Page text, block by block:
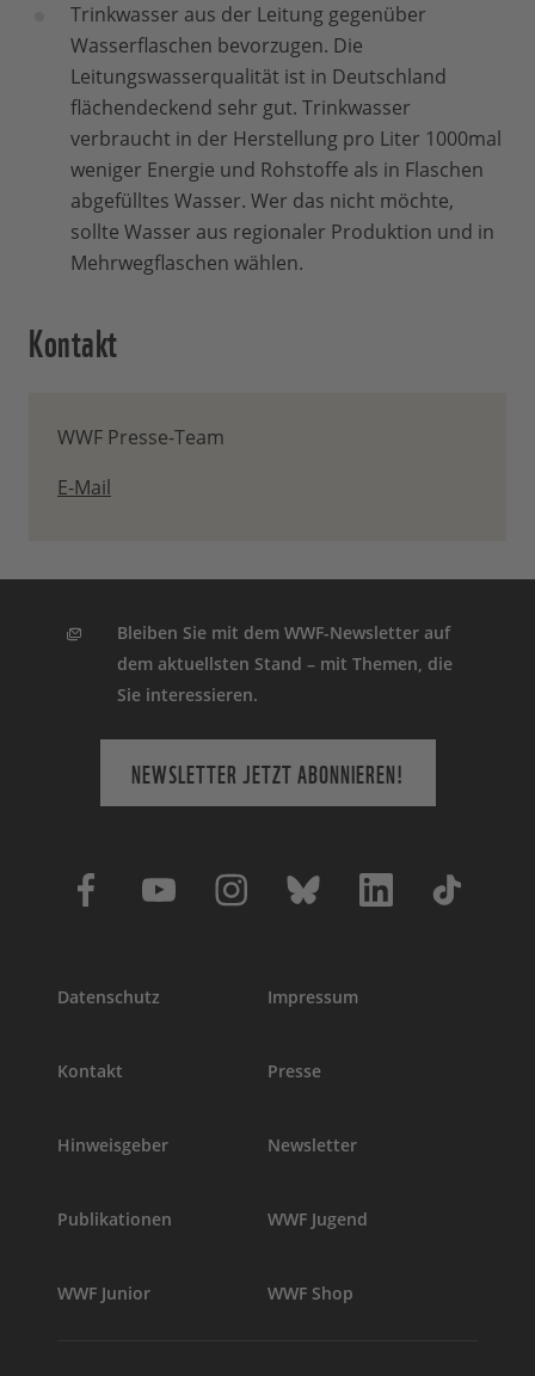
Trinkwasser aus der Leitung gegenüber
Wasserflaschen bevorzugen. Die
Leitungswasserqualität ist in Deutschland
flächendeckend sehr gut. Trinkwasser
verbraucht in der Herstellung pro Liter 1000mal
weniger Energie und Rohstoffe als in Flaschen
abgefülltes Wasser. Wer das nicht möchte,
sollte Wasser aus regionaler Produktion und in
Mehrwegflaschen wählen.
Kontakt
WWF Presse-Team
E-Mail
Bleiben Sie mit dem WWF-Newsletter auf
dem aktuellsten Stand – mit Themen, die
Sie interessieren.
NEWSLETTER JETZT ABONNIEREN!
Datenschutz Impressum
Kontakt Presse
Hinweisgeber Newsletter
Publikationen WWF Jugend
WWF Junior WWF Shop